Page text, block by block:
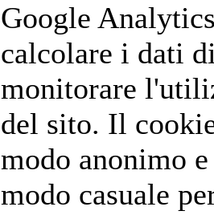
Google
calcolare i dati
monitorare
del sito. Il
modo anonimo
modo casuale